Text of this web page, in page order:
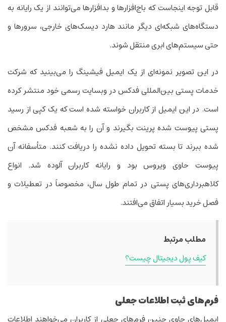
قابل توجه اینجاست که باج‌افزارها و بدافزارها می‌توانند از یک رایانه به
دستگاه‌های شبکه‌ای دیگر مانند هارد دیسک‌های خارجی، سرور‌ها و
حتی سیستم‌های ابری منتقل شوند.
در این تصویر نمونه‌ای از یک‌ ایمیل فیشینگ را می‌بینید که شرکت
خدمات پستی بین‌المللی فدکس در وبسایت رسمی خود منتشر کرده
است. در این ‌ایمیل از کاربران خواسته شده است که یک کپی از رسید
پستی پیوست شده پرینت بگیرند و آن را به شعبه فدکس مشخص
شده ببرند تا بسته تحویل داده نشده را دریافت کنند. متأسفانه آن
پیوست حاوی ویروس بود و رایانه کاربران آلوده شد. انواع
کلاهبرداری‌های پستی در تمام طول سال، مخصوصاً در تعطیلات و
فصل خرید بسیار اتفاق می‌افتند.
مطلب مرتبط
کیف پول دیجیتال چیست؟
فرم‌های ثبت اطلاعات جعلی
ایمیل‌های حاوی چنین فرم‌های جعلی از کاربران می‌خواهند اطلاعات